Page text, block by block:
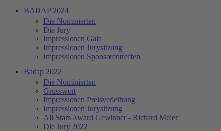
BADAP 2024
Die Nominierten
Die Jury
Impressionen Gala
Impressionen Jurysitzung
Impressionen Sponsorentreffen
Badap 2022
Die Nominierten
Grusswort
Impressionen Preisverleihung
Impressionen Jurysitzung
All Stars Award Gewinner - Richard Meier
Die Jury 2022